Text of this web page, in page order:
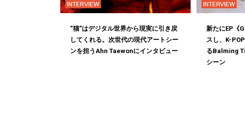
INTERVIEW
“猫”はデジタル世界から現実に引き戻
してくれる。次世代の現代アートシー
ンを担うAhn Taewonにインタビュー
INTERVIEW
新たにEP《
スし、K-
るBalming
シーン